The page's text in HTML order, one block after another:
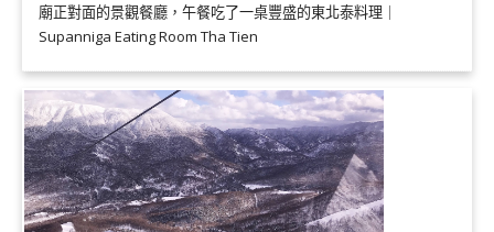
廟正對面的景觀餐廳，午餐吃了一桌豐盛的東北泰料理｜
Supanniga Eating Room Tha Tien